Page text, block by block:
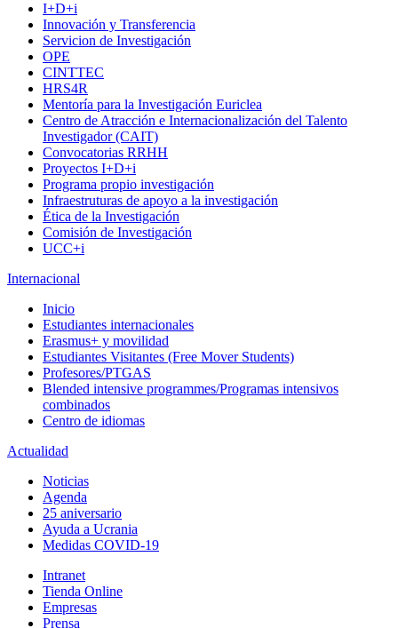
I+D+i
Innovación y Transferencia
Servicion de Investigación
OPE
CINTTEC
HRS4R
Mentoría para la Investigación Euriclea
Centro de Atracción e Internacionalización del Talento
Investigador (CAIT)
Convocatorias RRHH
Proyectos I+D+i
Programa propio investigación
Infraestruturas de apoyo a la investigación
Ética de la Investigación
Comisión de Investigación
UCC+i
Internacional
Inicio
Estudiantes internacionales
Erasmus+ y movilidad
Estudiantes Visitantes (Free Mover Students)
Profesores/PTGAS
Blended intensive programmes/Programas intensivos
combinados
Centro de idiomas
Actualidad
Noticias
Agenda
25 aniversario
Ayuda a Ucrania
Medidas COVID-19
Intranet
Tienda Online
Empresas
Prensa